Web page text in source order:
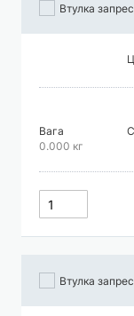
Втулка
Вага
0.000 кг
Втулка